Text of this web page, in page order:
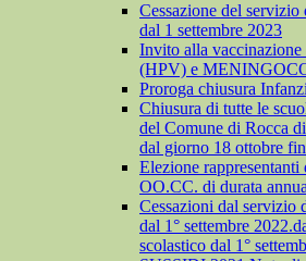
Cessazione del servizio
dal 1 settembre 2023
Invito alla
(HPV) e
Proroga chiusura
Chiusura di tutte le
del Comune di Rocca
dal giorno 18 ottobre
Elezione
OO.CC. di durata
Cessazioni dal servizio
dal 1° settembre
scolastico dal 1°